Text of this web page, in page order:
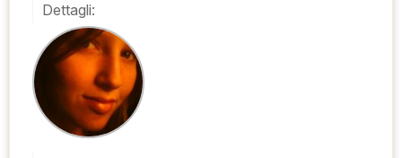
Dettagli: